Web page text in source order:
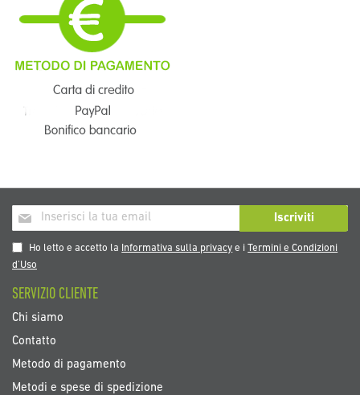
Iscriviti
alla
nostra
Newsletter:
Iscriviti
Ho letto e accetto la Informativa sulla privacy e iTermini e Condizioni
d’Uso
SERVIZIO CLIENTE
Chi siamo
Contatto
Metodo di pagamento
Metodi e spese di spedizione